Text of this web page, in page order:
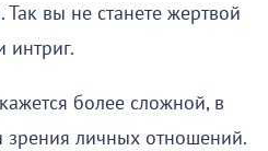
вы не станете жертвой
интриг.
более сложной, в
зрения личных отношений.